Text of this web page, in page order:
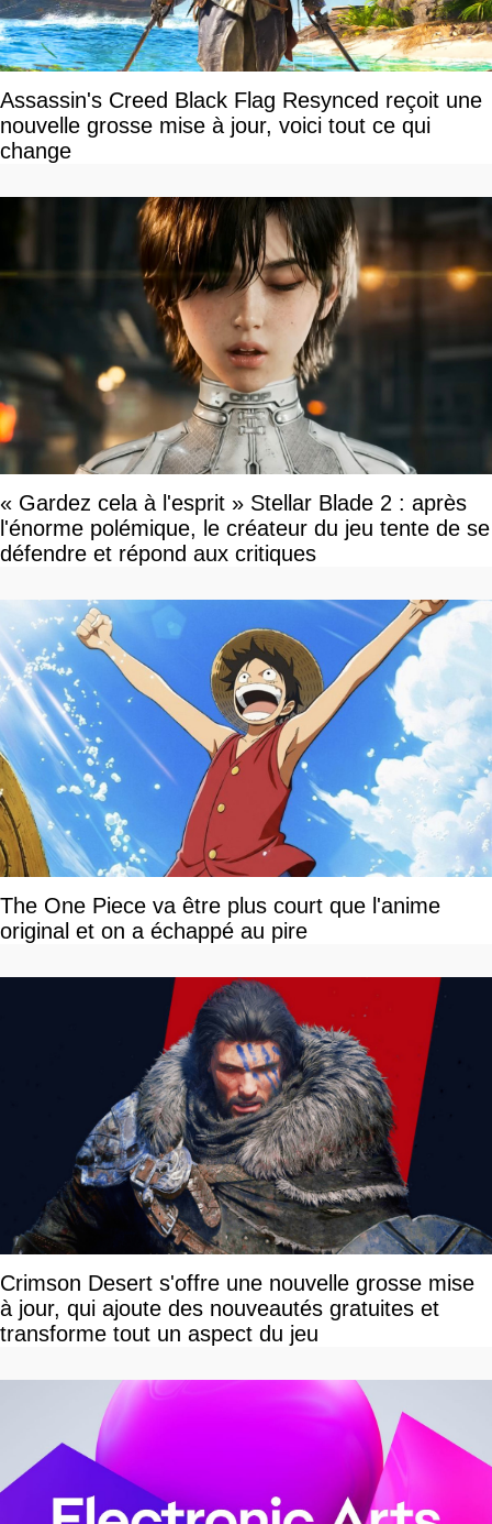
Assassin's Creed Black Flag Resynced reçoit une
nouvelle grosse mise à jour, voici tout ce qui
change
« Gardez cela à l'esprit » Stellar Blade 2 : après
l'énorme polémique, le créateur du jeu tente de se
défendre et répond aux critiques
The One Piece va être plus court que l'anime
original et on a échappé au pire
Crimson Desert s'offre une nouvelle grosse mise
à jour, qui ajoute des nouveautés gratuites et
transforme tout un aspect du jeu